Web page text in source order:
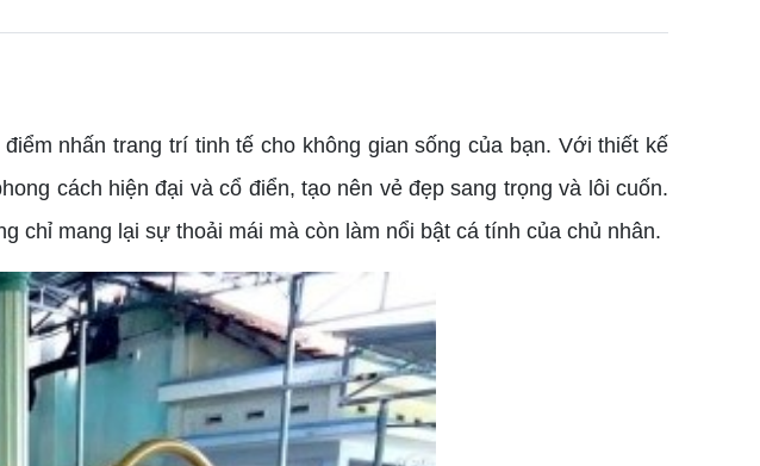
nhấn trang trí tinh tế cho không gian sống của bạn. Với thiết kế
cách hiện đại và cổ điển, tạo nên vẻ đẹp sang trọng và lôi cuốn.
chỉ mang lại sự thoải mái mà còn làm nổi bật cá tính của chủ nhân.